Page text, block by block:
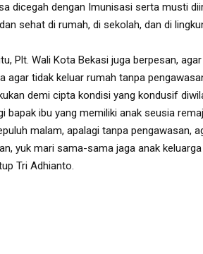
dicegah dengan Imunisasi serta musti
sehat di rumah, di sekolah, dan di
Plt. Wali Kota Bekasi juga berpesan,
agar tidak keluar rumah tanpa
demi cipta kondisi yang kondusif
bapak ibu yang memiliki anak seusia
malam, apalagi tanpa pengawasan,
yuk mari sama-sama jaga anak
Tri Adhianto.